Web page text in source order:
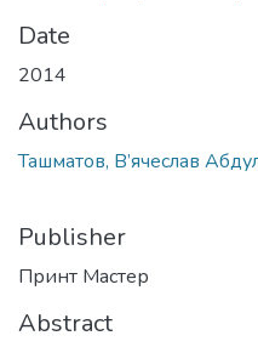
Date
2014
Authors
Ташматов, В’ячеслав
Publisher
Принт Мастер
Abstract